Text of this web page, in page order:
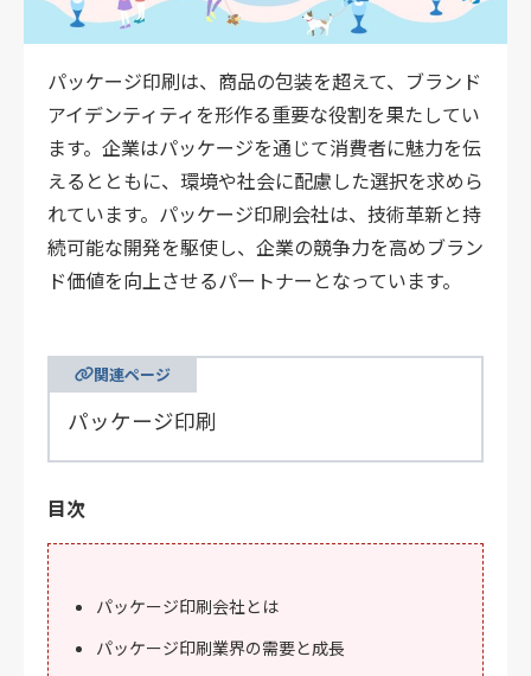
パッケージ印刷は、商品の包装を超えて、ブランド
アイデンティティを形作る重要な役割を果たしてい
ます。企業はパッケージを通じて消費者に魅力を伝
えるとともに、環境や社会に配慮した選択を求めら
れています。パッケージ印刷会社は、技術革新と持
続可能な開発を駆使し、企業の競争力を高めブラン
ド価値を向上させるパートナーとなっています。
関連ページ
パッケージ印刷
目次
パッケージ印刷会社とは
パッケージ印刷業界の需要と成長